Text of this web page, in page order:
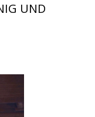
UND